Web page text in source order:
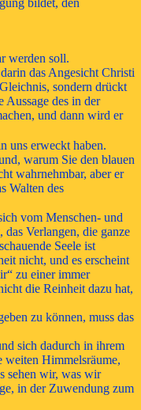
bildet, den
werden soll.
das Angesicht Christi
sondern drückt
Aussage des in der
und dann wird er
uns erweckt haben.
warum Sie den blauen
wahrnehmbar, aber er
Walten des
vom Menschen- und
Verlangen, die ganze
Seele ist
nicht, und es erscheint
zu einer immer
die Reinheit dazu hat,
zu können, muss das
sich dadurch in ihrem
weiten Himmelsräume,
sehen wir, was wir
in der Zuwendung zum